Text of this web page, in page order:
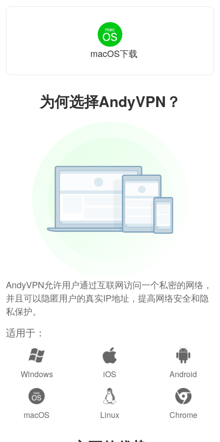
为何选择AndyVPN？
AndyVPN允许用户通过互联网访问一个私密的网络，
并且可以隐匿用户的真实IP地址，提高网络安全和隐
私保护。
适用于：
Windows iOS Android
macOS Linux Chrome
macOS下载